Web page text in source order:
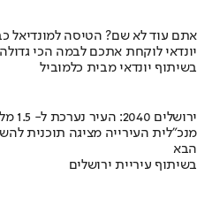
אתם עוד לא שם? הטיסה למונדיאל
יונדאי לוקחת אתכם לבמה הכי
בשיתוף יונדאי מבית כלמוביל
ירושלים 2040: העיר נערכת ל- 1.5 מליון תושבים
מנכ"לית העירייה מציגה תוכנית
הבא
בשיתוף עיריית ירושלים